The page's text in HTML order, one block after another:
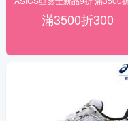
滿3500折300